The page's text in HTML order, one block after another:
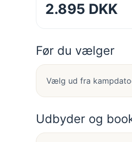
2.895 DKK
Før du vælger
Vælg ud fra
Udbyder og